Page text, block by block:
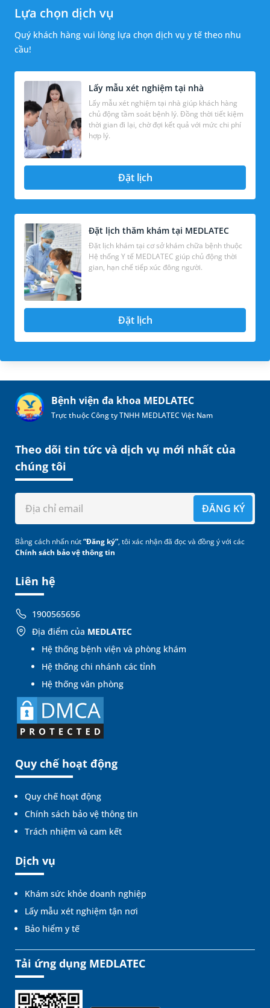
Lựa chọn dịch vụ
Quý khách hàng vui lòng lựa chọn dịch vụ y tế theo nhu
cầu!
Lấy mẫu xét nghiệm tại nhà
Lấy mẫu xét nghiệm tại nhà giúp khách hàng
chủ động tầm soát bệnh lý. Đồng thời tiết kiệm
thời gian đi lại, chờ đợi kết quả với mức chi phí
hợp lý.
Đặt lịch
Đặt lịch thăm khám tại MEDLATEC
Đặt lịch khám tại cơ sở khám chữa bệnh thuộc
Hệ thống Y tế MEDLATEC giúp chủ động thời
gian, hạn chế tiếp xúc đông người.
Đặt lịch
Bệnh viện đa khoa MEDLATEC
Trực thuộc Công ty TNHH MEDLATEC Việt Nam
Liên hệ
1900565656
Địa điểm của MEDLATEC
Hệ thống bệnh viện và phòng khám
Hệ thống chi nhánh các tỉnh
Hệ thống văn phòng
Quy chế hoạt động
Quy chế hoạt động
Chính sách bảo vệ thông tin
Trách nhiệm và cam kết
Dịch vụ
Khám sức khỏe doanh nghiệp
Lấy mẫu xét nghiệm tận nơi
Bảo hiểm y tế
Theo dõi tin tức và dịch vụ mới nhất của
chúng tôi
ĐĂNG KÝ
Bằng cách nhấn nút“Đăng ký”, tôi xác nhận đã đọc và đồng ý với các
Chính sách bảo vệ thông tin
Tải ứng dụng MEDLATEC